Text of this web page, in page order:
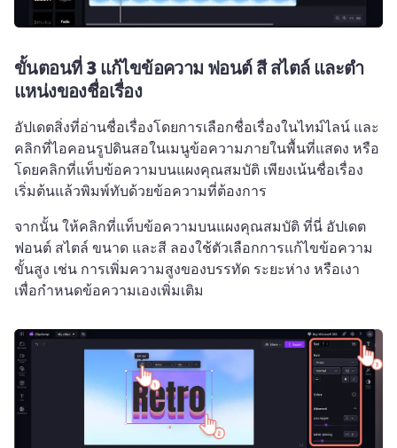
ขั้นตอนที่ 3แก้ไขข้อความ ฟอนต์ สี สไตล์ และตํา
แหน่งของชื่อเรื่อง
อัปเดตสิ่งที่อ่านชื่อเรื่องโดยการเลือกชื่อเรื่องในไทม์ไลน์ และ
คลิกที่ไอคอนรูปดินสอในเมนูข้อความภายในพื้นที่แสดง หรือ
โดยคลิกที่แท็บข้อความบนแผงคุณสมบัติ เพียงเน้นชื่อเรื่อง
เริ่มต้นแล้วพิมพ์ทับด้วยข้อความที่ต้องการ
จากนั้น ให้คลิกที่แท็บข้อความบนแผงคุณสมบัติ ที่นี่ อัปเดต
ฟอนต์ สไตล์ ขนาด และสี ลองใช้ตัวเลือกการแก้ไขข้อความ
ขั้นสูง เช่น การเพิ่มความสูงของบรรทัด ระยะห่าง หรือเงา
เพื่อกําหนดข้อความเองเพิ่มเติม